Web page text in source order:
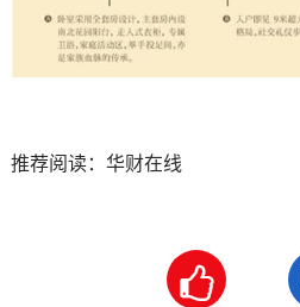
推荐阅读： 华财在线
